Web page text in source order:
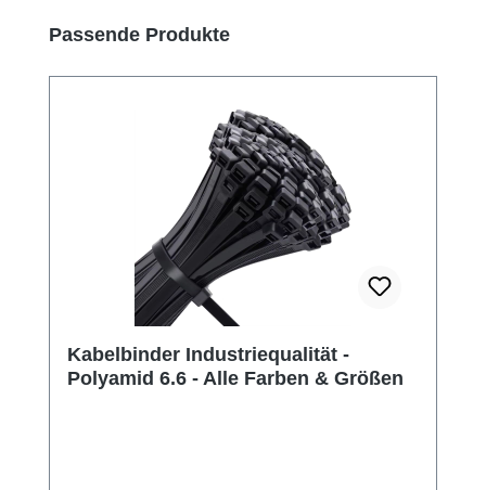
Produktgalerie überspringen
Passende Produkte
Kabelbinder Industriequalität -
Polyamid 6.6 - Alle Farben & Größen